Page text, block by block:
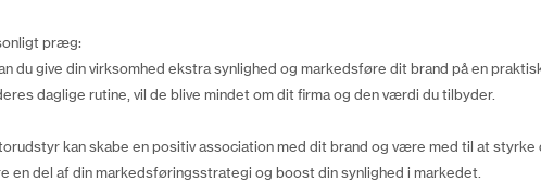
præg:
du give din virksomhed ekstra synlighed og markedsføre dit brand på en
daglige rutine, vil de blive mindet om dit firma og den værdi du tilbyder.
kan skabe en positiv association med dit brand og være med til at styrke
en del af din markedsføringsstrategi og boost din synlighed i markedet.